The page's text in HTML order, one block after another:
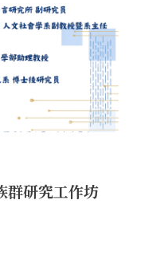
群研究工作坊